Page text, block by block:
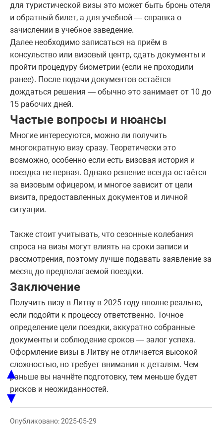
для туристической визы это может быть бронь отеля
и обратный билет, а для учебной — справка о
зачислении в учебное заведение.
Далее необходимо записаться на приём в
консульство или визовый центр, сдать документы и
пройти процедуру биометрии (если не проходили
ранее). После подачи документов остаётся
дождаться решения — обычно это занимает от 10 до
15 рабочих дней.
Частые вопросы и нюансы
Многие интересуются, можно ли получить
многократную визу сразу. Теоретически это
возможно, особенно если есть визовая история и
поездка не первая. Однако решение всегда остаётся
за визовым офицером, и многое зависит от цели
визита, предоставленных документов и личной
ситуации.
Также стоит учитывать, что сезонные колебания
спроса на визы могут влиять на сроки записи и
рассмотрения, поэтому лучше подавать заявление за
месяц до предполагаемой поездки.
Заключение
Получить визу в Литву в 2025 году вполне реально,
если подойти к процессу ответственно. Точное
определение цели поездки, аккуратно собранные
документы и соблюдение сроков — залог успеха.
Оформление визы в Литву не отличается высокой
сложностью, но требует внимания к деталям. Чем
раньше вы начнёте подготовку, тем меньше будет
рисков и неожиданностей.
Опубликовано: 2025-05-29
▲
▼